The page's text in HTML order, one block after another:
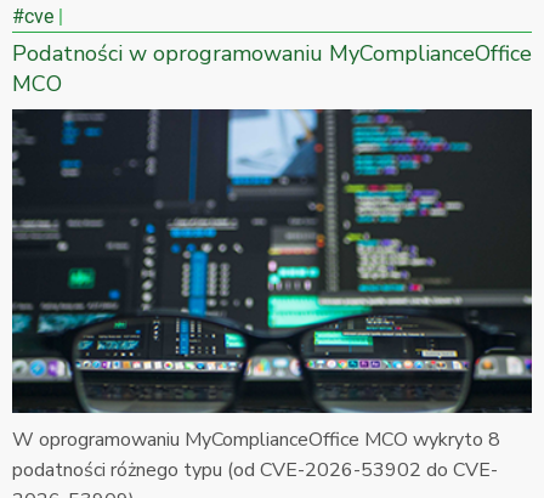
#cve
Podatności w oprogramowaniu MyComplianceOffice
MCO
W oprogramowaniu MyComplianceOffice MCO wykryto 8
podatności różnego typu (od CVE-2026-53902 do CVE-